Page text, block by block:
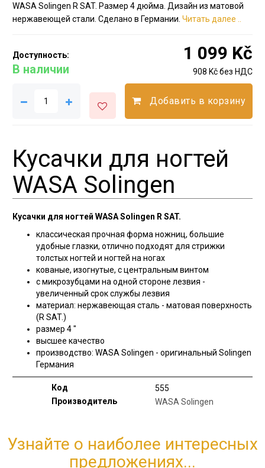
WASA Solingen R SAT. Размер 4 дюйма. Дизайн из матовой
нержавеющей стали. Сделано в Германии. Читать далее ..
Доступность:
В наличии
1 099 Kč
908 Kč без НДС
Добавить в корзину
Кусачки для ногтей
WASA Solingen
Кусачки для ногтей WASA Solingen R SAT.
классическая прочная форма ножниц, большие
удобные глазки, отлично подходят для стрижки
толстых ногтей и ногтей на ногах
кованые, изогнутые, с центральным винтом
с микрозубцами на одной стороне лезвия -
увеличенный срок службы лезвия
материал: нержавеющая сталь - матовая поверхность
(R SAT.)
размер 4 "
высшее качество
производство: WASA Solingen - оригинальный Solingen
Германия
Код
555
Производитель
WASA Solingen
Узнайте о наиболее интересных
предложениях...